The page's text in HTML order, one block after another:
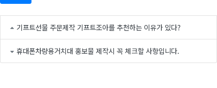
기프트선물 주문제작 기프트조아를 추천하는 이유가 있다?
휴대폰차량용거치대 홍보물 제작시 꼭 체크할 사항입니다.